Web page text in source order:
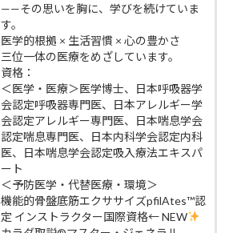
——その思いを胸に、学びを続けていま
す。
医学的根拠 × 生活習慣 × 心の豊かさ
三位一体の医療をめざしています。
資格：
＜医学・医療＞医学博士、日本呼吸器学
会認定呼吸器専門医、日本アレルギー学
会認定アレルギー専門医、日本喘息学会
認定喘息専門医、日本内科学会認定内科
医、日本喘息学会認定吸入療法エキスパ
ート
＜予防医学・代替医療・環境＞
機能的骨盤底筋エクササイズpfilAtes™認
定 インストラクター国際資格← NEW